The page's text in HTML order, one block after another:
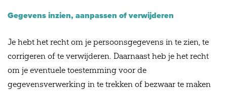
Gegevens inzien, aanpassen of verwijderen
Je hebt het recht om je persoonsgegevens in te zien, te
corrigeren of te verwijderen. Daarnaast heb je het recht
om je eventuele toestemming voor de
gegevensverwerking in te trekken of bezwaar te maken